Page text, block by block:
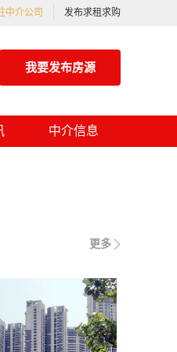
中介公司 发布求租求购
我要发布房源
中介信息
更多